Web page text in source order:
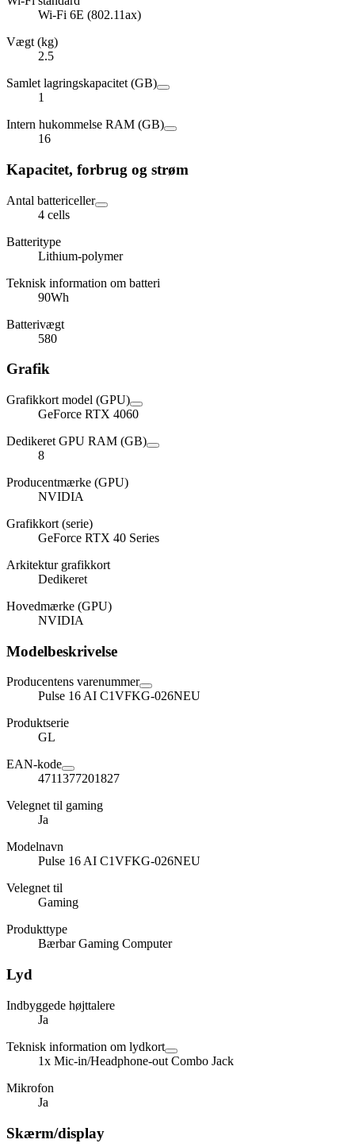
Wi-Fi 6E (802.11ax)
Vægt (kg)
2.5
Samlet lagringskapacitet (GB)
1
Intern hukommelse RAM (GB)
16
Kapacitet, forbrug og strøm
Antal battericeller
4 cells
Batteritype
Lithium-polymer
Teknisk information om batteri
90Wh
Batterivægt
580
Grafik
Grafikkort model (GPU)
GeForce RTX 4060
Dedikeret GPU RAM (GB)
8
Producentmærke (GPU)
NVIDIA
Grafikkort (serie)
GeForce RTX 40 Series
Arkitektur grafikkort
Dedikeret
Hovedmærke (GPU)
NVIDIA
Modelbeskrivelse
Producentens varenummer
Pulse 16 AI C1VFKG-026NEU
Produktserie
GL
EAN-kode
4711377201827
Velegnet til gaming
Ja
Modelnavn
Pulse 16 AI C1VFKG-026NEU
Velegnet til
Gaming
Produkttype
Bærbar Gaming Computer
Lyd
Indbyggede højttalere
Ja
Teknisk information om lydkort
1x Mic-in/Headphone-out Combo Jack
Mikrofon
Ja
Skærm/display